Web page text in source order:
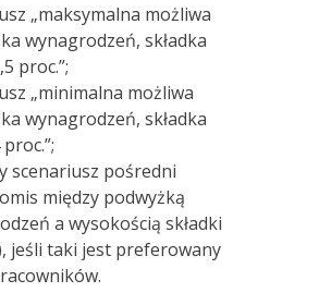
„maksymalna możliwa
wynagrodzeń, składka
proc.”;
„minimalna możliwa
wynagrodzeń, składka
scenariusz pośredni
między podwyżką
a wysokością składki
jeśli taki jest preferowany